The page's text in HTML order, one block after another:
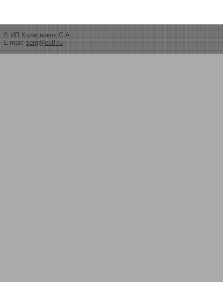
© ИП Колесников С.А.,
E-mail: serg@e58.ru